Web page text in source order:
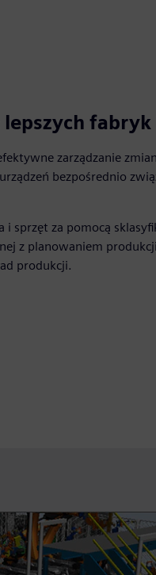
zarządzanie
bezpośrednio
i sprzęt za pomocą
z planowaniem
produkcji.